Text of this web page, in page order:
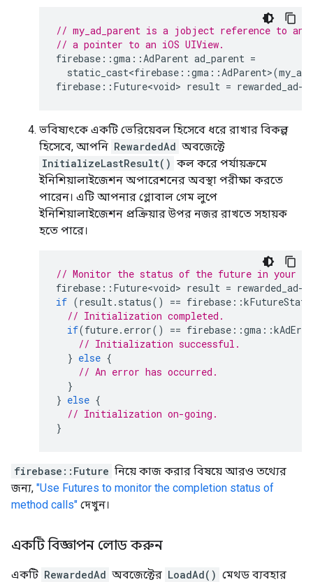
// my_ad_parent is a jobject reference to an
// a pointer to an iOS UIView.
firebase ::gma ::AdParent ad_parent =
static_cast<firebase ::gma ::AdParent>(
firebase :: Future<void> result = rewarded_ad-
ভবিষ্যৎকে একটি ভেরিয়েবল হিসেবে ধরে রাখার বিকল্প
হিসেবে, আপনি RewardedAd অবজেক্টে
InitializeLastResult() কল করে পর্যায়ক্রমে
ইনিশিয়ালাইজেশন অপারেশনের অবস্থা পরীক্ষা করতে
পারেন। এটি আপনার গ্লোবাল গেম লুপে
ইনিশিয়ালাইজেশন প্রক্রিয়ার উপর নজর রাখতে সহায়ক
হতে পারে।
// Monitor the status of the future in your
firebase :: Future<void> result = rewarded_ad-
if (result. status() == firebase ::
// Initialization completed.
if(future. error() == firebase ::gma ::
// Initialization successful.
} else {
// An error has occurred.
}
} else {
// Initialization on-going.
}
firebase::Future নিয়ে কাজ করার বিষয়ে আরও তথ্যের
জন্য, "Use Futures to monitor the completion status of
method calls" দেখুন।
একটি বিজ্ঞাপন লোড করুন
একটি RewardedAd অবজেক্টের LoadAd() মেথড ব্যবহার